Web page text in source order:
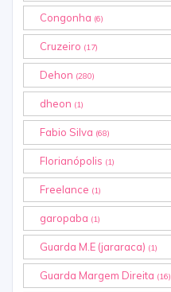
Congonha (6)
Cruzeiro (17)
Dehon (280)
dheon (1)
Fabio Silva (68)
Florianópolis (1)
Freelance (1)
garopaba (1)
Guarda M.E (jararaca) (1)
Guarda Margem Direita (16)